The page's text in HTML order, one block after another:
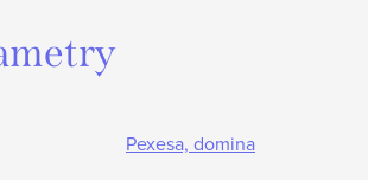
Pexesa, domina